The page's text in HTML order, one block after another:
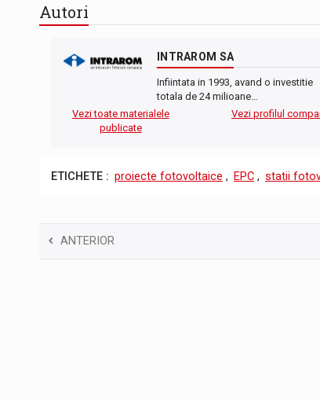
Autori
INTRAROM SA
Infiintata in 1993, avand o investitie
totala de 24 milioane…
Vezi toate materialele
publicate
Vezi profilul
ETICHETE : proiecte fotovoltaice , EPC , statii
ANTERIOR